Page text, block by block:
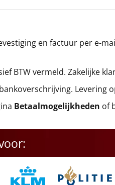
en factuur per e-
BTW vermeld. Zakelijke
Betaalmogelijkheden of